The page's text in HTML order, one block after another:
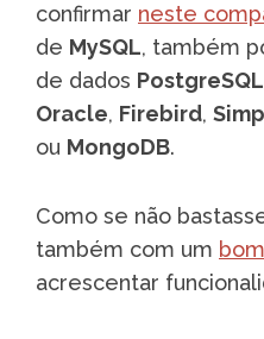
confirmar neste
de MySQL, também
de dados PostgreSQL
Oracle, Firebird,
ou MongoDB.
Como se não
também com um
acrescentar